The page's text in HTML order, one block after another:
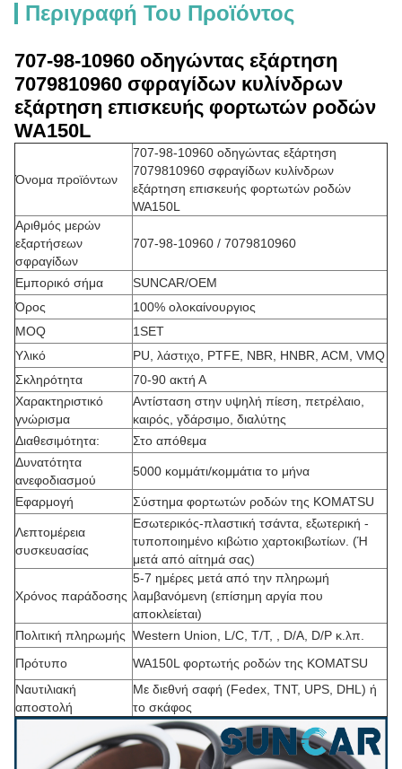
Περιγραφή Του Προϊόντος
707-98-10960 οδηγώντας εξάρτηση
7079810960 σφραγίδων κυλίνδρων
εξάρτηση επισκευής φορτωτών ροδών
WA150L
Όνομα προϊόντων
707-98-10960 οδηγώντας εξάρτηση
7079810960 σφραγίδων κυλίνδρων
εξάρτηση επισκευής φορτωτών ροδών
WA150L
Αριθμός μερών
εξαρτήσεων
σφραγίδων
707-98-10960 / 7079810960
Εμπορικό σήμα
SUNCAR/OEM
Όρος
100% ολοκαίνουργιος
MOQ
1SET
Υλικό
PU, λάστιχο, PTFE, NBR, HNBR, ACM, VMQ
Σκληρότητα
70-90 ακτή Α
Χαρακτηριστικό
γνώρισμα
Αντίσταση στην υψηλή πίεση, πετρέλαιο,
καιρός, γδάρσιμο, διαλύτης
Διαθεσιμότητα:
Στο απόθεμα
Δυνατότητα
ανεφοδιασμού
5000 κομμάτι/κομμάτια το μήνα
Εφαρμογή Σύστημα φορτωτών ροδών της KOMATSU
Λεπτομέρεια
συσκευασίας
Εσωτερικός-πλαστική τσάντα, εξωτερική -
τυποποιημένο κιβώτιο χαρτοκιβωτίων. (Ή
μετά από αίτημά σας)
Χρόνος παράδοσης
5-7 ημέρες μετά από την πληρωμή
λαμβανόμενη (επίσημη αργία που
αποκλείεται)
Πολιτική πληρωμής Western Union, L/C, T/T, , D/A, D/P κ.λπ.
Πρότυπο
WA150L φορτωτής ροδών της KOMATSU
Ναυτιλιακή
αποστολή
Με διεθνή σαφή (Fedex, TNT, UPS, DHL) ή
το σκάφος